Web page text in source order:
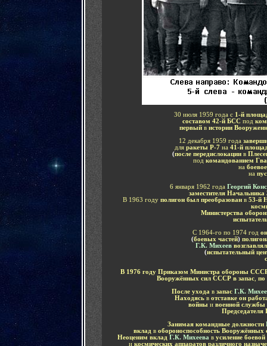
30 июля 1959 года с 1-й
составом 42-й БСС под
первый в истории
12 декабря 1959 года
для ракеты Р-7на 41-й
(после передислокации в
под командованием
на
на
6 января 1962 года Георгий
заместителя Начальника
В 1963 году полигон был преобразован в 53-й
Министерства
С 1964-го по 1974 год
(боевых частей)
Г.К. Михеев
(испытательный
В 1976 году Приказом Министра обороны
Вооружённых сил СССР в запас, по
После ухода в запас Г.К.
Находясь в отставке он
войны и военной службы
Председателя
Занимая командные должности
вклад в обороноспособность Вооружённых
Неоценим вклад Г.К. Михеева в усиление боевой
и космических аппаратов различного